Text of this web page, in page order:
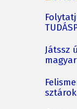
Játssz